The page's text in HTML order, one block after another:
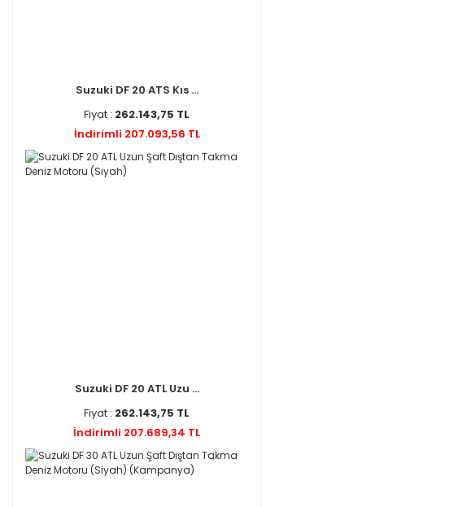
Suzuki DF 20 ATS Kıs ...
Fiyat : 262.143,75 TL
İndirimli 207.093,56 TL
Suzuki DF 20 ATL Uzu ...
Fiyat : 262.143,75 TL
İndirimli 207.689,34 TL